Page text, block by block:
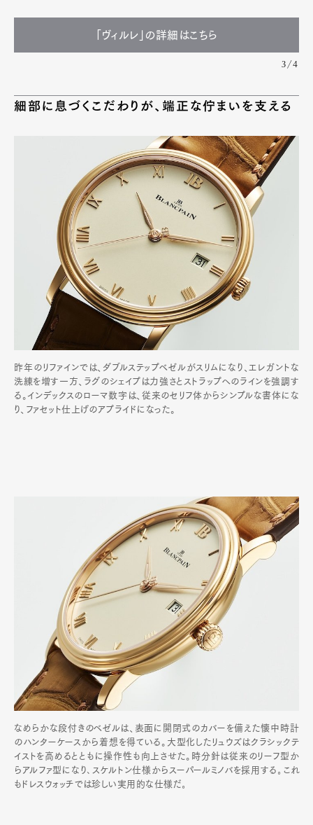
「ヴィルレ」の詳細はこちら
3/4
細部に息づくこだわりが、端正な佇まいを支える
昨年のリファインでは、ダブルステップベゼルがスリムになり、エレガントな
洗練を増す一方、ラグのシェイプは力強さとストラップへのラインを強調す
る。インデックスのローマ数字は、従来のセリフ体からシンプルな書体にな
り、ファセット仕上げのアプライドになった。
なめらかな段付きのベゼルは、表面に開閉式のカバーを備えた懐中時計
のハンターケースから着想を得ている。大型化したリュウズはクラシックテ
イストを高めるとともに操作性も向上させた。時分針は従来のリーフ型か
らアルファ型になり､スケルトン仕様からスーパールミノバを採用する｡これ
もドレスウォッチでは珍しい実用的な仕様だ｡